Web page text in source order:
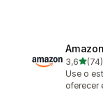
3,6de 5
(74)
74
Use o
oferecer